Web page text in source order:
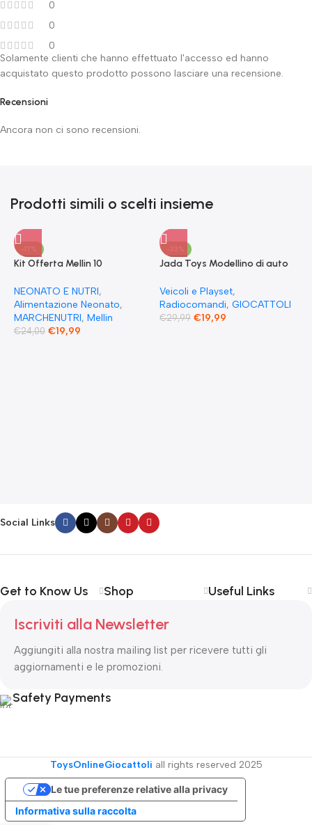
0
0
0
Recensioni
Ancora non ci sono recensioni.
Solamente clienti che hanno effettuato l'accesso ed hanno
acquistato questo prodotto possono lasciare una recensione.
Prodotti simili o scelti insieme
-17%
Kit Offerta Mellin 10
Verdure 2 Pesce 2 Frutta e 1
Biscotto Granulato
NEONATO E NUTRI,
Alimentazione Neonato,
MARCHENUTRI, Mellin
€24,00 €19,99
-33%
Jada Toys Modellino di auto
Comandata RC 1970
Dominique Toretto Dodge
Charger 1:55
Veicoli e Playset,
Radiocomandi, GIOCATTOLI
€29,99 €19,99
Social Links
Get to Know Us Shop Useful Links
Iscriviti alla Newsletter
Aggiungiti alla nostra mailing list per ricevere tutti gli
aggiornamenti e le promozioni.
Safety Payments
ToysOnlineGiocattoli all rights reserved 2025
Informativa sulla raccolta
Le tue preferenze relative alla privacy